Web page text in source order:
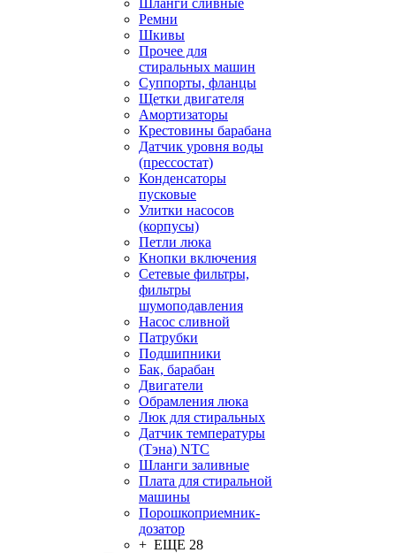
Шланги сливные
Ремни
Шкивы
Прочее для
стиральных машин
Суппорты, фланцы
Щетки двигателя
Амортизаторы
Крестовины барабана
Датчик уровня воды
(прессостат)
Конденсаторы
пусковые
Улитки насосов
(корпусы)
Петли люка
Кнопки включения
Сетевые фильтры,
фильтры
шумоподавления
Насос сливной
Патрубки
Подшипники
Бак, барабан
Двигатели
Обрамления люка
Люк для стиральных
Датчик температуры
(Тэна) NTC
Шланги заливные
Плата для стиральной
машины
Порошкоприемник-
дозатор
+ ЕЩЕ 28